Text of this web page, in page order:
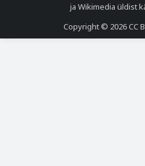
ja Wikimedia üldist
Copyright © 2026CC